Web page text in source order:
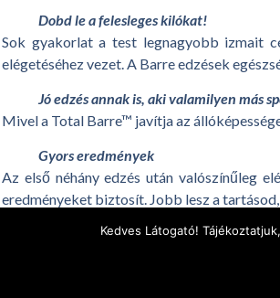
Dobd le a felesleges kilókat!
Sok gyakorlat a test legnagyobb izmait
elégetéséhez vezet. A Barre edzések
Jó edzés annak is, aki valamilyen más
Mivel a Total Barre™ javítja az
Gyors eredmények
Az első néhány edzés után valószínűleg
eredményeket biztosít. Jobb lesz a
Szerintünk ez a 10 dolog elég jó ok arra,
Kedves Látogató!